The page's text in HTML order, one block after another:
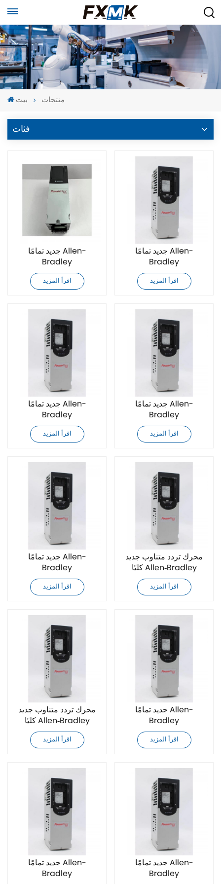
بيت منتجات
فئات
جديد تمامًا Allen-
Bradley
20F11NC030AA0NNNNN
مشغل تردد متغير للتيار
اقرأ المزيد
جديد تمامًا Allen-
Bradley
20F11NC030JA0NNNNN
مشغل تردد متغير للتيار
اقرأ المزيد
جديد تمامًا Allen-
Bradley
20F11NC037AA0NNNNN
محول تردد تيار متردد
اقرأ المزيد
جديد تمامًا Allen-
Bradley
20F11NC037JA0NNNNN
محول تردد تيار متردد
اقرأ المزيد
جديد تمامًا Allen-
Bradley
20F11NC043AA0NNNNN
محول تردد تيار متردد
اقرأ المزيد
محرك تردد متناوب جديد
كليًا Allen‑Bradley
20F11NC043JA0NNNNN
اقرأ المزيد
محرك تردد متناوب جديد
كليًا Allen‑Bradley
20F11NC060JA0NNNNN
اقرأ المزيد
جديد تمامًا Allen-
Bradley
20F11NC072AA0NNNNN
محرك تردد متغير للتيار
اقرأ المزيد
جديد تمامًا Allen-
Bradley
جديد تمامًا Allen-
Bradley